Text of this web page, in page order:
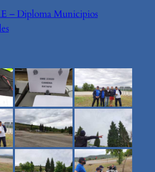
– Diploma Municipios